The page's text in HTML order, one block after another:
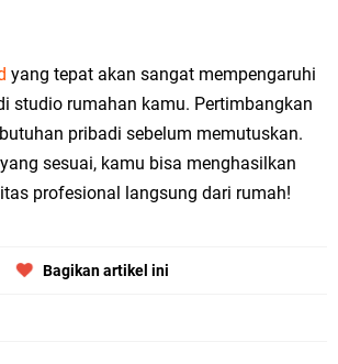
yang tepat akan sangat mempengaruhi
studio rumahan kamu. Pertimbangkan
pribadi sebelum memutuskan.
sesuai, kamu bisa menghasilkan
profesional langsung dari rumah!
Bagikan artikel ini